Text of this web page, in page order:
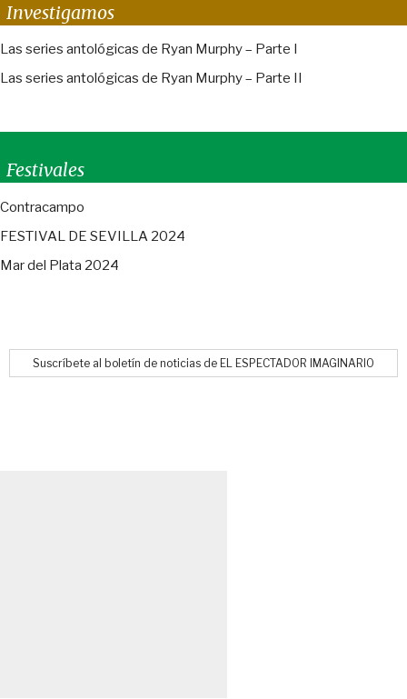
Investigamos
Las series antológicas de Ryan Murphy – Parte I
Las series antológicas de Ryan Murphy – Parte II
Festivales
Contracampo
FESTIVAL DE SEVILLA 2024
Mar del Plata 2024
Suscríbete al boletín de noticias de EL ESPECTADOR IMAGINARIO